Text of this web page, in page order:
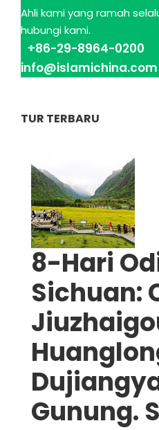
Ahli kami yang ramah
hubungi kami.
+86-29-8964-0200
info@islamichina.com
TUR TERBARU
8-Hari
Sichuan:
Gunung.